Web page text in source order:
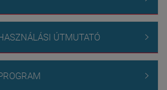
ÚTMUTATÓ 
